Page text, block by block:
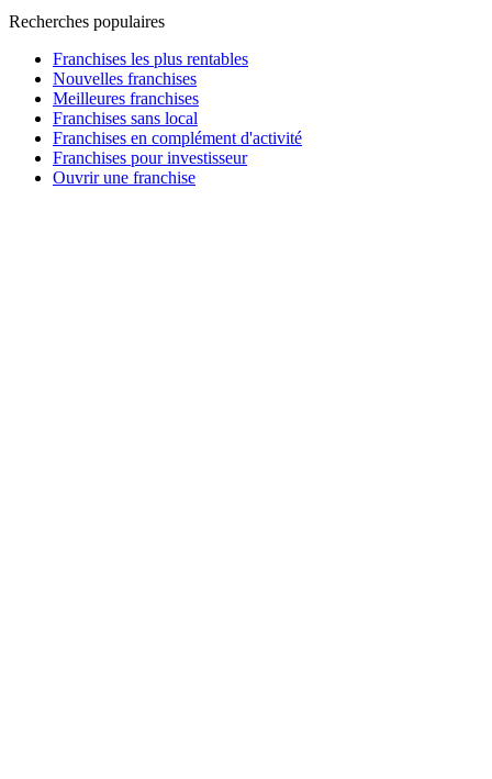
Recherches populaires
Franchises les plus rentables
Nouvelles franchises
Meilleures franchises
Franchises sans local
Franchises en complément d'activité
Franchises pour investisseur
Ouvrir une franchise